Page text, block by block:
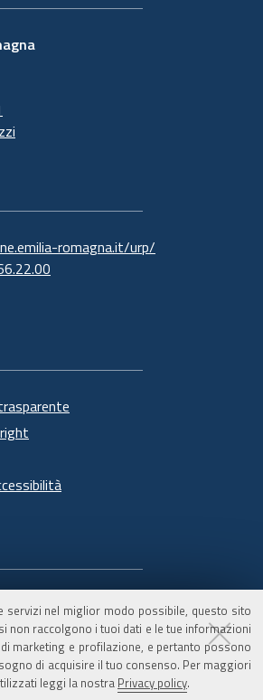
servizi nel miglior modo possibile, questo sito
non raccolgono i tuoi dati e le tue informazioni
marketing e profilazione, e pertanto possono
di acquisire il tuo consenso. Per maggiori
leggi la nostra Privacy policy.
romagna.it/urp/